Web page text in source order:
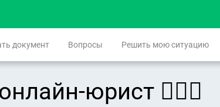
документ Вопросы Решить мою ситуацию
юрист 👨🏻‍⚖️